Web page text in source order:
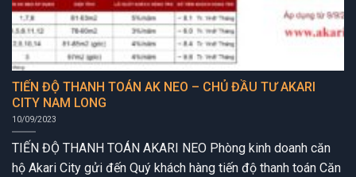
TIẾN ĐỘ THANH TOÁN AK NEO – CHỦ ĐẦU TƯ AKARI
CITY NAM LONG
10/09/2023
TIẾN ĐỘ THANH TOÁN AKARI NEO Phòng kinh doanh căn
hộ Akari City gửi đến Quý khách hàng tiến độ thanh toán Căn